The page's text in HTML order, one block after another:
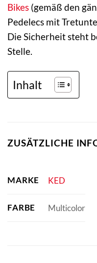
Bikes (gemäß den
Pedelecs mit
Die Sicherheit steht
Stelle.
Inhalt
ZUSÄTZLICHE
MARKE KED
FARBE Multicolor